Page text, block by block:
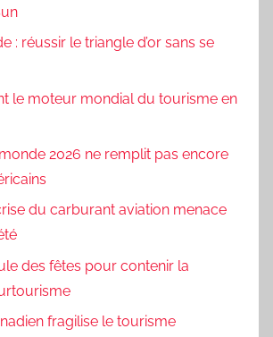
: réussir le triangle d’or sans se
le moteur mondial du tourisme en
2026 ne remplit pas encore
du carburant aviation menace
des fêtes pour contenir la
fragilise le tourisme